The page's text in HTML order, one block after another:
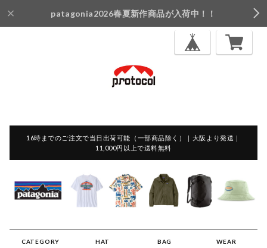
patagonia2026春夏新作商品が入荷中！！
16時までのご注文で当日出荷可能（一部商品除く）｜大阪より発送｜
11,000円以上で送料無料
CATEGORY HAT BAG WEAR